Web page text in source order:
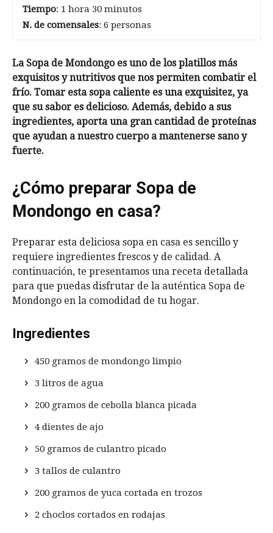
Tiempo: 1 hora 30 minutos
N. de comensales: 6 personas
La Sopa de Mondongo es uno de los platillos más
exquisitos y nutritivos que nos permiten combatir el
frío. Tomar esta sopa caliente es una exquisitez, ya
que su sabor es delicioso. Además, debido a sus
ingredientes, aporta una gran cantidad de proteínas
que ayudan a nuestro cuerpo a mantenerse sano y
fuerte.
¿Cómo preparar Sopa de
Mondongo en casa?
Preparar esta deliciosa sopa en casa es sencillo y
requiere ingredientes frescos y de calidad. A
continuación, te presentamos una receta detallada
para que puedas disfrutar de la auténtica Sopa de
Mondongo en la comodidad de tu hogar.
Ingredientes
450 gramos de mondongo limpio
3 litros de agua
200 gramos de cebolla blanca picada
4 dientes de ajo
50 gramos de culantro picado
3 tallos de culantro
200 gramos de yuca cortada en trozos
2 choclos cortados en rodajas